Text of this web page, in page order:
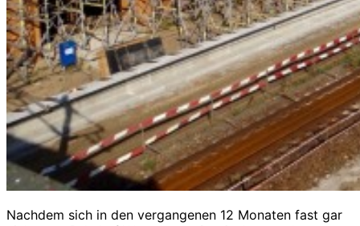
Nachdem sich in den vergangenen 12 Monaten fast gar